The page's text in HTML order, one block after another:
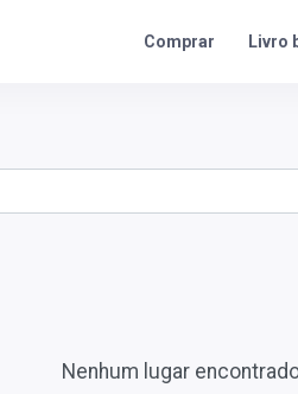
Comprar Livro
Nenhum lugar